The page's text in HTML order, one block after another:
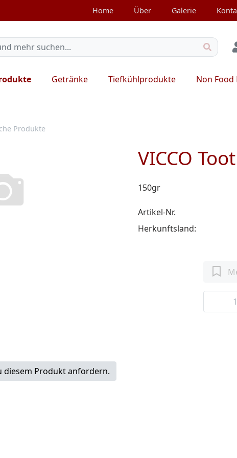
Home Über Galerie
Getränke Tiefkühlprodukte Non
Produkte
VICCO
150gr
Artikel-Nr.
Herkunftsland:
Produkt anfordern.